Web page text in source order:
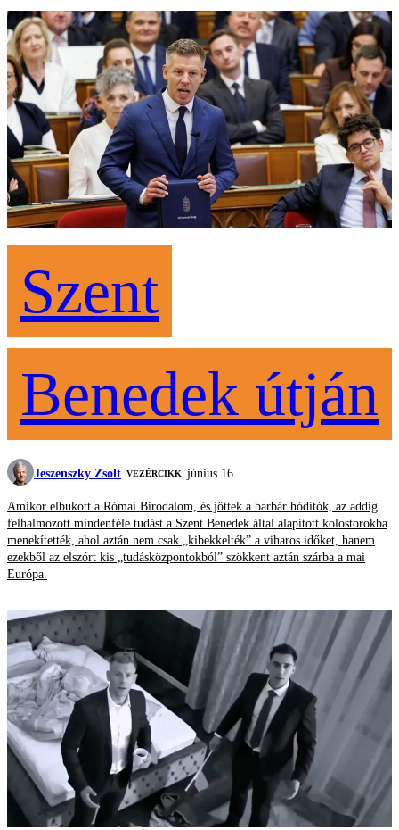
Szent
Benedek útján
Jeszenszky Zsolt VEZÉRCIKK június 16.
Amikor elbukott a Római Birodalom, és jöttek a barbár hódítók, az addig
felhalmozott mindenféle tudást a Szent Benedek által alapított kolostorokba
menekítették, ahol aztán nem csak „kibekkelték” a viharos időket, hanem
ezekből az elszórt kis „tudásközpontokból” szökkent aztán szárba a mai
Európa.